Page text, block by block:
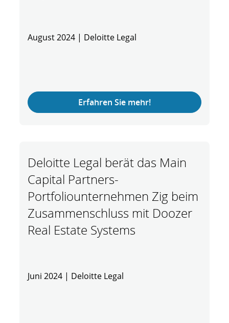
August 2024 | Deloitte Legal
Erfahren Sie mehr!
Deloitte Legal berät das Main
Capital Partners-
Portfoliounternehmen Zig beim
Zusammenschluss mit Doozer
Real Estate Systems
Juni 2024 | Deloitte Legal